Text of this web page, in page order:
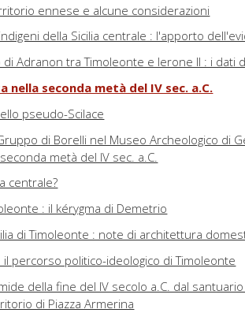
ennese e alcune considerazioni
della Sicilia centrale : l'apporto
Adranon tra Timoleonte e Ierone II : i dati
seconda metà del IV sec. a.C.
pseudo-Scilace
di Borelli nel Museo Archeologico di
metà del IV sec. a.C.
centrale?
: il kérygma di Demetrio
di Timoleonte : note di architettura
il percorso politico-ideologico di Timoleonte
della fine del IV secolo a.C. dal
di Piazza Armerina